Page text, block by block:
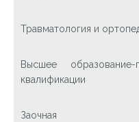
Травматология и
Высшее
квалификации
Заочная